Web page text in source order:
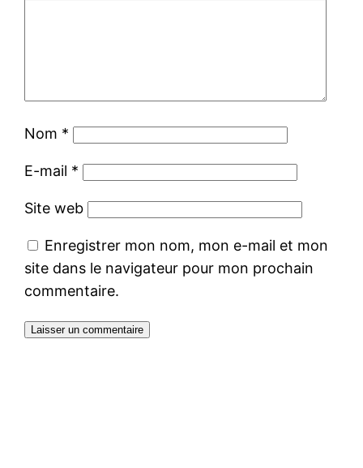
Nom *
E-mail *
Site web
Enregistrer mon nom, mon e-mail et mon
site dans le navigateur pour mon prochain
commentaire.